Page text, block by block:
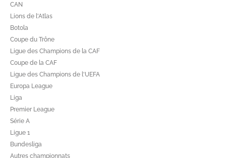
CAN
Lions de l'Atlas
Botola
Coupe du Trône
Ligue des Champions de la CAF
Coupe de la CAF
Ligue des Champions de l'UEFA
Europa League
Liga
Premier League
Série A
Ligue 1
Bundesliga
Autres championnats